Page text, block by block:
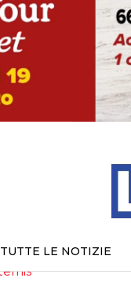
TUTTE LE NOTIZIE